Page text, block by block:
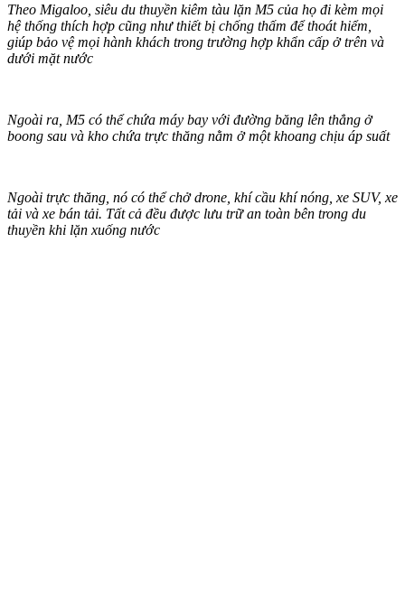
Theo Migaloo, siêu du thuyền kiêm tàu lặn M5 của họ đi kèm mọi
hệ thống thích hợp cũng như thiết bị chống thấm để thoát hiểm,
giúp bảo vệ mọi hành khách trong trường hợp khẩn cấp ở trên và
dưới mặt nước
Ngoài ra, M5 có thể chứa máy bay với đường băng lên thẳng ở
boong sau và kho chứa trực thăng nằm ở một khoang chịu áp suất
Ngoài trực thăng, nó có thể chở drone, khí cầu khí nóng, xe SUV, xe
tải và xe bán tải. Tất cả đều được lưu trữ an toàn bên trong du
thuyền khi lặn xuống nước